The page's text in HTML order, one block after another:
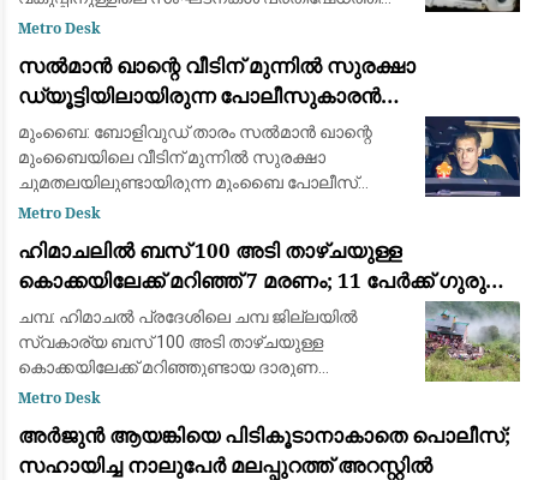
നടപടി ഉദ്യോഗസ്ഥരുടെ മനോവീര്യം
നടപടിയിൽ വീഴ്ചയില്ലെന്
Metro Desk
സൽമാൻ ഖാന്റെ വീടിന് മുന്നിൽ സുരക്ഷാ
ഡ്യൂട്ടിയിലായിരുന്ന പോലീസുകാരൻ
ഹൃദയാഘാതം മൂലം മരിച്ചു
മുംബൈ: ബോളിവുഡ് താരം സൽമാൻ ഖാന്റെ
മുംബൈയിലെ വീടിന് മുന്നിൽ സുരക്ഷാ
ചുമതലയിലുണ്ടായിരുന്ന മുംബൈ പോലീസ്
കോൺസ്റ്റബിൾ ഹൃദയാഘാതത്തെ തുടർന്ന്
യൂണിറ്റിലെ ഉദ്യോഗസ്ഥനായ ഗ
Metro Desk
ഹിമാചലിൽ ബസ് 100 അടി താഴ്ചയുള്ള
കൊക്കയിലേക്ക് മറിഞ്ഞ് 7 മരണം; 11 പേർക്ക് ഗുരുതര
പരിക്ക്
ചമ്പ: ഹിമാചൽ പ്രദേശിലെ ചമ്പ ജില്ലയിൽ
സ്വകാര്യ ബസ് 100 അടി താഴ്ചയുള്ള
കൊക്കയിലേക്ക് മറിഞ്ഞുണ്ടായ ദാരുണ
അപകടത്തിൽ ഏഴ് പേർ കൊല്ലപ്പെട്ടു.
നിയന്ത്രണം വിട്ട ബസ
Metro Desk
അർജുൻ ആയങ്കിയെ പിടികൂടാനാകാതെ പൊലീസ്;
സഹായിച്ച നാലുപേർ മലപ്പുറത്ത് അറസ്റ്റിൽ